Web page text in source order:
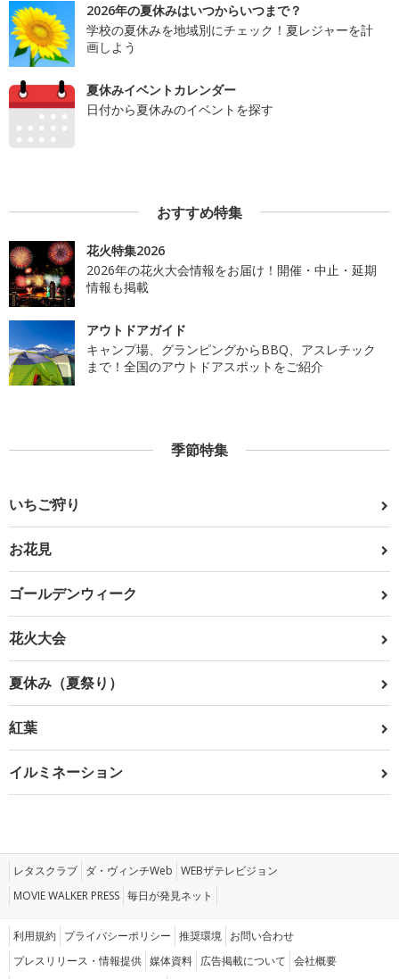
2026年の夏休みはいつからいつまで？
学校の夏休みを地域別にチェック！夏レジャーを計
画しよう
夏休みイベントカレンダー
日付から夏休みのイベントを探す
おすすめ特集
花火特集2026
2026年の花火大会情報をお届け！開催・中止・延期
情報も掲載
アウトドアガイド
キャンプ場、グランピングからBBQ、アスレチック
まで！全国のアウトドアスポットをご紹介
季節特集
いちご狩り
お花見
ゴールデンウィーク
花火大会
夏休み（夏祭り）
紅葉
イルミネーション
レタスクラブ ダ・ヴィンチWeb WEBザテレビジョン
MOVIE WALKER PRESS 毎日が発見ネット
利用規約 プライバシーポリシー 推奨環境 お問い合わせ
プレスリリース・情報提供 媒体資料 広告掲載について 会社概要